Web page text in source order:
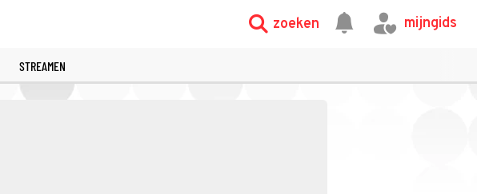
zoeken mijngids
STREAMEN